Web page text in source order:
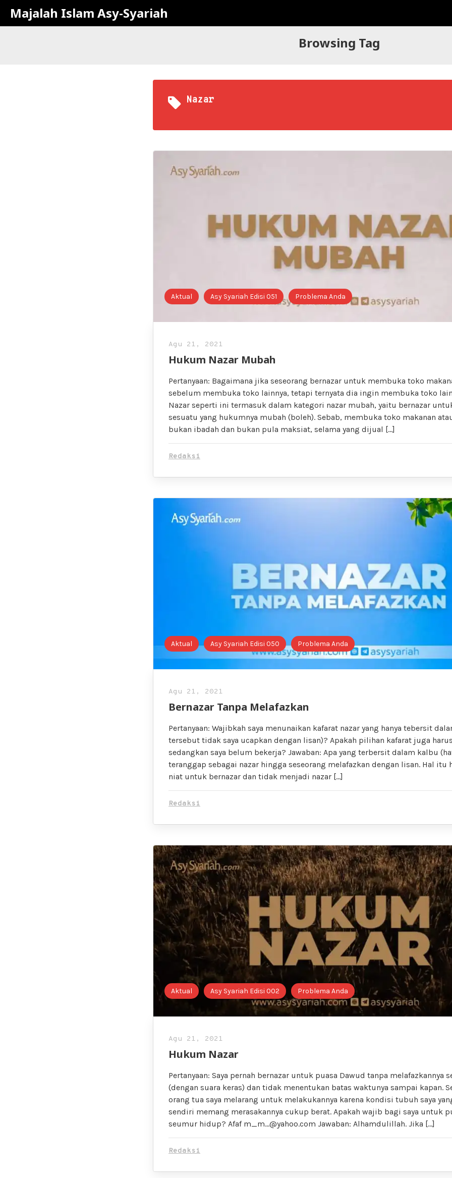
Majalah Islam Asy-Syariah
Browsing Tag
Nazar
Aktual Asy Syariah Edisi 051 Problema Anda
Agu 21, 2021
Hukum Nazar Mubah
Pertanyaan: Bagaimana jika seseorang bernazar untuk membuka toko
sebelum membuka toko lainnya, tetapi ternyata dia ingin membuka toko
Nazar seperti ini termasuk dalam kategori nazar mubah, yaitu bernazar
sesuatu yang hukumnya mubah (boleh). Sebab, membuka toko makanan
bukan ibadah dan bukan pula maksiat, selama yang dijual […]
Redaksi
Aktual Asy Syariah Edisi 050 Problema Anda
Agu 21, 2021
Bernazar Tanpa Melafazkan
Pertanyaan: Wajibkah saya menunaikan kafarat nazar yang hanya tebersit
tersebut tidak saya ucapkan dengan lisan)? Apakah pilihan kafarat juga
sedangkan saya belum bekerja? Jawaban: Apa yang terbersit dalam kalbu
teranggap sebagai nazar hingga seseorang melafazkan dengan lisan. Hal itu
niat untuk bernazar dan tidak menjadi nazar […]
Redaksi
Aktual Asy Syariah Edisi 002 Problema Anda
Agu 21, 2021
Hukum Nazar
Pertanyaan: Saya pernah bernazar untuk puasa Dawud tanpa melafazkannya
(dengan suara keras) dan tidak menentukan batas waktunya sampai kapan.
orang tua saya melarang untuk melakukannya karena kondisi tubuh saya
sendiri memang merasakannya cukup berat. Apakah wajib bagi saya untuk
seumur hidup? Afaf m_m…@yahoo.com Jawaban: Alhamdulillah. Jika […]
Redaksi